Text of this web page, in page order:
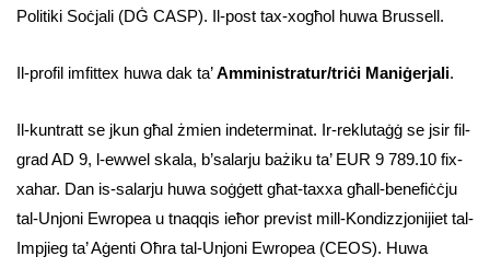
Politiki Soċjali (DĠ CASP). Il-post tax-xogħol huwa Brussell.
Il-profil imfittex huwa dak ta’Amministratur/triċi Maniġerjali.
Il-kuntratt se jkun għal żmien indeterminat. Ir-reklutaġġ se jsir fil-
grad AD 9, l-ewwel skala, b’salarju bażiku ta’ EUR 9 789.10 fix-
xahar. Dan is-salarju huwa soġġett għat-taxxa għall-benefiċċju
tal-Unjoni Ewropea u tnaqqis ieħor previst mill-Kondizzjonijiet tal-
Impjieg ta’ Aġenti Oħra tal-Unjoni Ewropea (CEOS). Huwa